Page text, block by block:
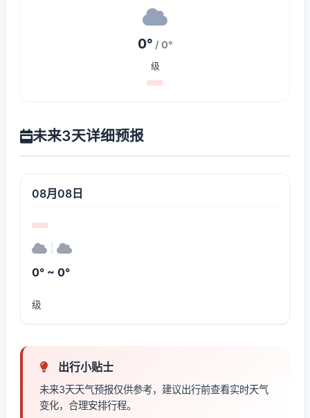
0° / 0°
级
未来3天详细预报
08月08日
0° ~ 0°
级
出行小贴士
未来3天天气预报仅供参考，建议出行前查看实时天气
变化，合理安排行程。